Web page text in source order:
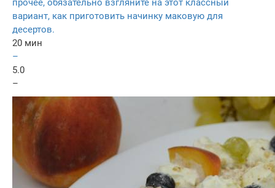
прочее, обязательно взгляните на этот классный
вариант, как приготовить начинку маковую для
десертов.
20 мин
–
5.0
–